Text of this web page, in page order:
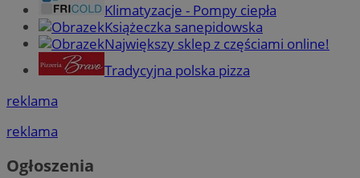
Klimatyzacje - Pompy ciepła
Książeczka sanepidowska
Największy sklep z częściami online!
Tradycyjna polska pizza
reklama
reklama
Ogłoszenia